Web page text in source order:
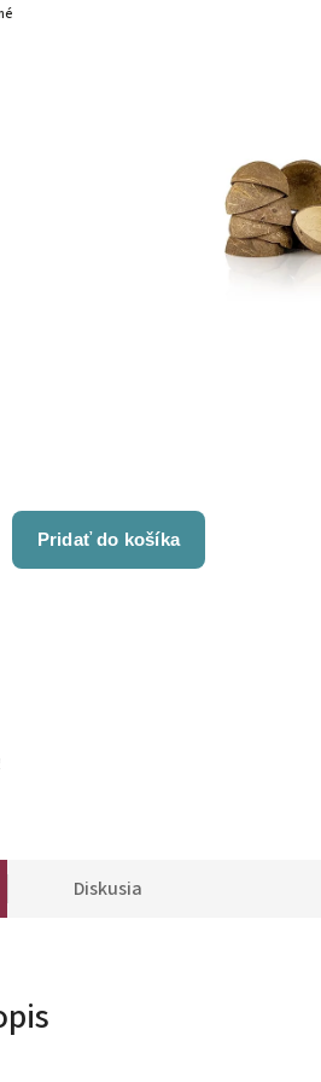
Pridať do košíka
Diskusia